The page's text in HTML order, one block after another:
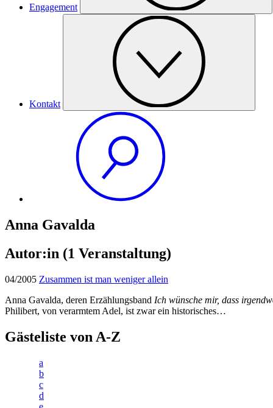
Engagement
Kontakt
Anna Gavalda
Autor:in (1 Veranstaltung)
04/2005 Zusammen ist man weniger allein
Anna Gavalda, deren Erzählungsband Ich wünsche mir, dass
Philibert, von verarmtem Adel, ist zwar ein historisches…
Gästeliste von A-Z
a
b
c
d